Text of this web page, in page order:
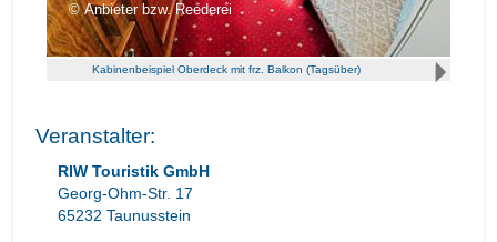
Anbieter bzw. Reederei
Kabinenbeispiel Oberdeck mit frz. Balkon (Tagsüber)
Veranstalter:
RIW Touristik GmbH
Georg-Ohm-Str. 17
65232 Taunusstein